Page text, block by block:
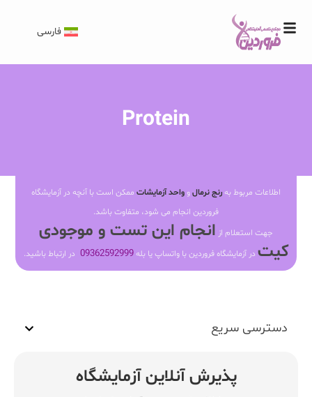
فارسی
Protein
اطلاعات مربوط بهرنج نرمالو واحد آزمایشات ممکن است با آنچه در آزمایشگاه
فروردین انجام می شود، متفاوت باشد.
جهت استعلام از انجام این تست و موجودی
کیت در آزمایشگاه فروردین با واتساپ یا بله09362592999 در ارتباط باشید.
دسترسی سریع
پذیرش آنلاین آزمایشگاه